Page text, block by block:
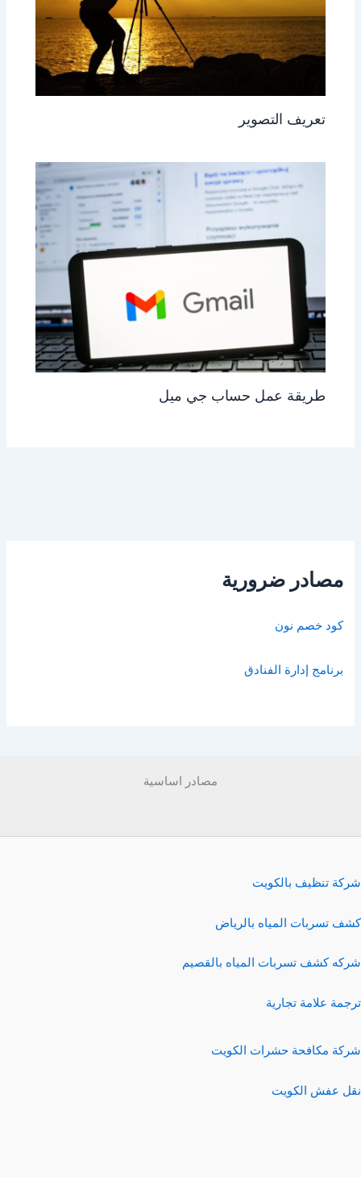
تعريف التصوير
طريقة عمل حساب جي ميل
مصادر ضرورية
كود خصم نون
برنامج إدارة الفنادق
مصادر اساسية
شركة تنظيف بالكويت
كشف تسربات المياه بالرياض
شركه كشف تسربات المياه بالقصيم
ترجمة علامة تجارية
شركة مكافحة حشرات الكويت
نقل عفش الكويت